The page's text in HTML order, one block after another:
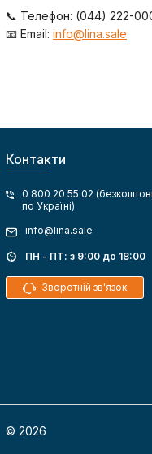
📞 Телефон: (044) 222-
📧 Email: info@lina.sale
Контакти
0 800 20 55 02
по Україні)
info@lina.sale
ПН - ПТ: з 9:00 до 18:00
Зворотній зв'язок
© 2026